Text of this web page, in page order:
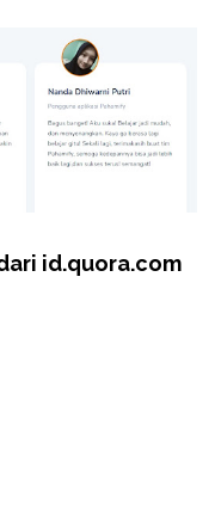
id.quora.com